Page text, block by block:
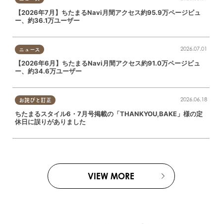
【2026年7月】ちたまるNavi月間アクセス約95.9万ページビュ
ー、約36.1万ユーザー
ニュース 2026.07.01
【2026年6月】ちたまるNavi月間アクセス約91.0万ページビュ
ー、約34.6万ユーザー
お詫びと訂正 2026.06.18
ちたまるスタイル6・7月号掲載の「THANKYOU,BAKE」様の定
休日に誤りがありました
VIEW MORE